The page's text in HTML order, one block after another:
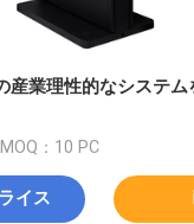
産業理性的なシステム
MOQ：10 PC
イス